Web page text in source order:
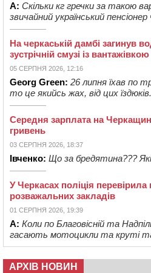
А: Скільки кг гречки за такою
звичайний український
На черкаській дамбі загинув
зустрічній смузі із вантажівкою
05 СЕРПНЯ 2026, 12:16
Georg Green: 26 липня їхав по
то це якийсь жах, від цих
Середня зарплата на
гривень
03 СЕРПНЯ 2026, 18:37
Івченко: Що за бредятина???
У Черкасах поліція перевірила
розважальних закладів
01 СЕРПНЯ 2026, 19:39
А: Коли по Благовісній та
гасають мотоцикли та круті
АРХІВ НОВИН